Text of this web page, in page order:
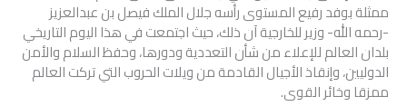
ممثلة بوفد رفيع المستوى رأسه جلال الملك فيصل بن عبدالعزيز
-رحمه الله- وزير للخارجية آن ذلك، حيث اجتمعت في هذا اليوم التاريخي
بلدان العالم للإعلاء من شأن التعددية ودورها، وحفظ السلام والأمن
الدوليين، وإنقاذ الأجيال القادمة من ويلات الحروب التي تركت العالم
ممزقا وخائر القوى.